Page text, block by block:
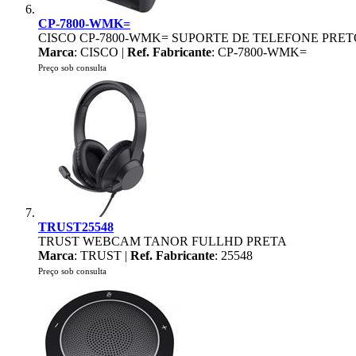
CP-7800-WMK=
CISCO CP-7800-WMK= SUPORTE DE TELEFONE
Marca: CISCO | Ref. Fabricante: CP-7800-WMK=
Preço sob consulta
TRUST25548
TRUST WEBCAM TANOR FULLHD PRETA
Marca: TRUST | Ref. Fabricante: 25548
Preço sob consulta